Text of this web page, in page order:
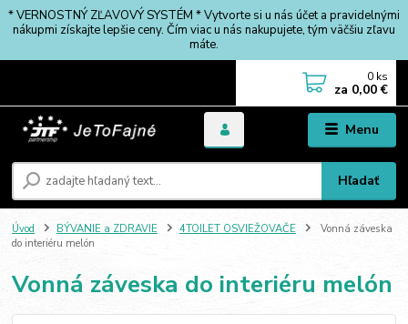
* VERNOSTNÝ ZĽAVOVÝ SYSTÉM * Vytvorte si u nás účet a pravidelnými
nákupmi získajte lepšie ceny. Čím viac u nás nakupujete, tým väčšiu zľavu
máte.
Menu
Hľadať
0 ks
za 0,00 €
Úvod BÝVANIE a ZDRAVIE 4TOILET OSVIEŽOVAČE
Vonná záveska
do interiéru melón
Vonná záveska do interiéru melón